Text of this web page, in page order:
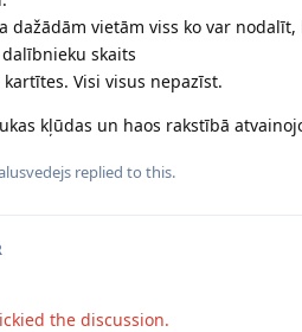
dažādām vietām viss ko var
skaits
Visi visus nepazīst.
kļūdas un haos rakstībā
replied to this.
the discussion.